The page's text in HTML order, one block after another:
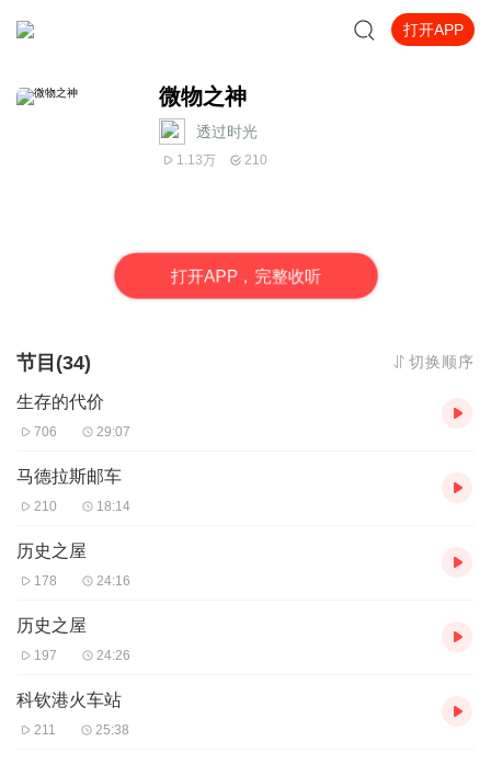
打开APP
微物之神
透过时光
1.13万 210
打开APP，完整收听
节目(34) 切换顺序
生存的代价
706 29:07
马德拉斯邮车
210 18:14
历史之屋
178 24:16
历史之屋
197 24:26
科钦港火车站
211 25:38